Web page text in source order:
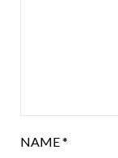
NAME*